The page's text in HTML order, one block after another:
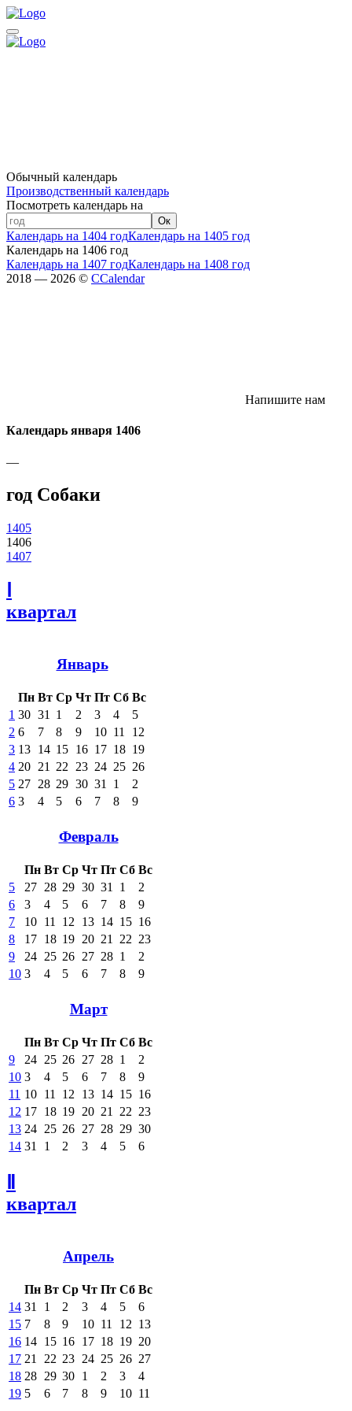
Обычный календарь
Производственный календарь
Посмотреть календарь на
Ок
Календарь на 1404 годКалендарь на 1405 год
Календарь на 1406 год
Календарь на 1407 годКалендарь на 1408 год
2018 — 2026 © CCalendar
Напишите нам
Календарь января 1406
—
год Собаки
1405
1406
1407
квартал
Январь
Пн Вт Ср Чт Пт Сб Вс
1 30 31 1 2 3 4
5
2 6 7 8 9 10 11
12
3 13 14 15 16 17 18 19
4 20 21 22 23 24 25 26
5 27 28 29 30 31 1
2
6 3 4 5 6 7 8 9
Февраль
Пн Вт Ср Чт Пт Сб Вс
5
27 28 29 30 31 1
2
6
3 4 5 6 7 8
9
7
10 11 12 13 14 15 16
8
17 18 19 20 21 22 23
9
24 25 26 27 28 1
2
10 3 4 5 6 7 8 9
Март
Пн Вт Ср Чт Пт Сб Вс
9
24 25 26 27 28 1
2
10 3 4 5 6 7 8
9
11 10 11 12 13 14 15 16
12 17 18 19 20 21 22 23
13 24 25 26 27 28 29 30
14 31 1 2 3 4 5 6
квартал
Апрель
Пн Вт Ср Чт Пт Сб Вс
14 31 1 2 3 4 5
6
15 7 8 9 10 11 12 13
16 14 15 16 17 18 19 20
17 21 22 23 24 25 26 27
18 28 29 30 1 2 3
4
19 5 6 7 8 9 10 11